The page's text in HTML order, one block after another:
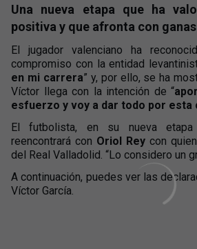
Una nueva etapa que ha
positiva y que afronta con
El jugador valenciano ha
compromiso con la entidad
en mi carrera” y, por ello, se ha
Víctor llega con la intención de “
esfuerzo y voy a dar todo por esta
El futbolista, en su nueva
reencontrará con Oriol Rey con
del Real Valladolid. “Lo considero un
A continuación, puedes ver las
Víctor García.